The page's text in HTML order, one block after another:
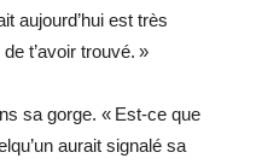
aujourd’hui est très
t’avoir trouvé. »
sa gorge. « Est-ce que
aurait signalé sa